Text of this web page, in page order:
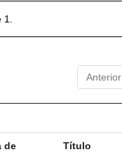
Anterior
de
Título